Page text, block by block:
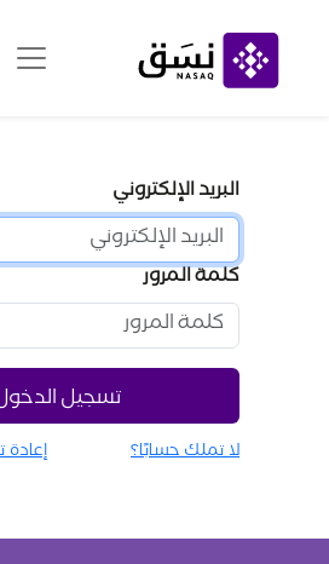
البريد الإلكتروني
كلمة المرور
تسجيل
لا تملك حسابًا؟ إعادة